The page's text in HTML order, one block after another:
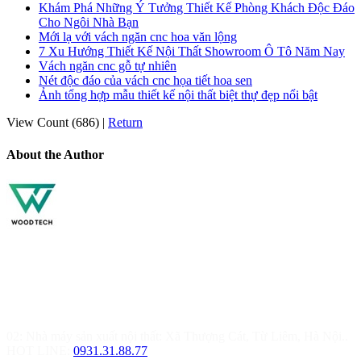
Khám Phá Những Ý Tưởng Thiết Kế Phòng Khách Độc Đáo
Cho Ngôi Nhà Bạn
Mới lạ với vách ngăn cnc hoa văn lộng
7 Xu Hướng Thiết Kế Nội Thất Showroom Ô Tô Năm Nay
Vách ngăn cnc gỗ tự nhiên
Nét độc đáo của vách cnc họa tiết hoa sen
Ảnh tổng hợp mẫu thiết kế nội thất biệt thự đẹp nổi bật
View Count (686) | Return
About the Author
0931.31.88.77